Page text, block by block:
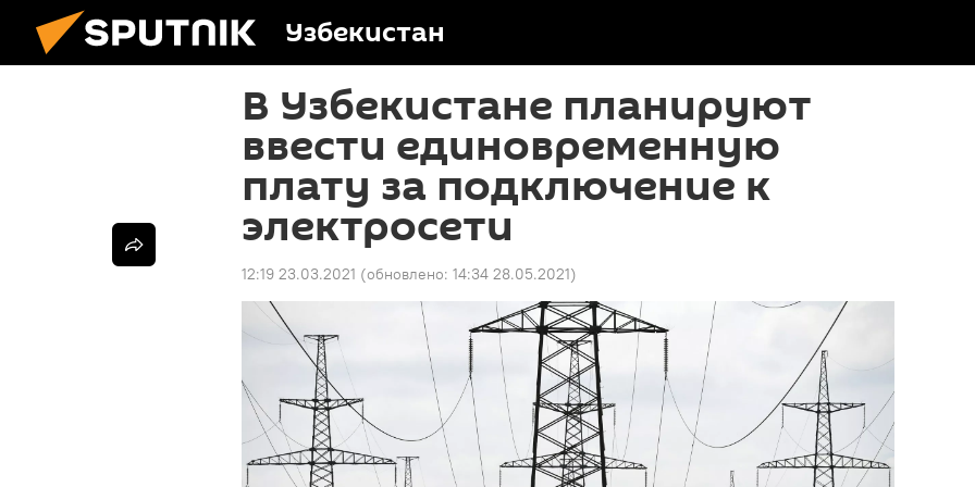
Узбекистан
В Узбекистане планируют
ввести единовременную
плату за подключение к
электросети
12:19 23.03.2021 (обновлено: 14:34 28.05.2021)